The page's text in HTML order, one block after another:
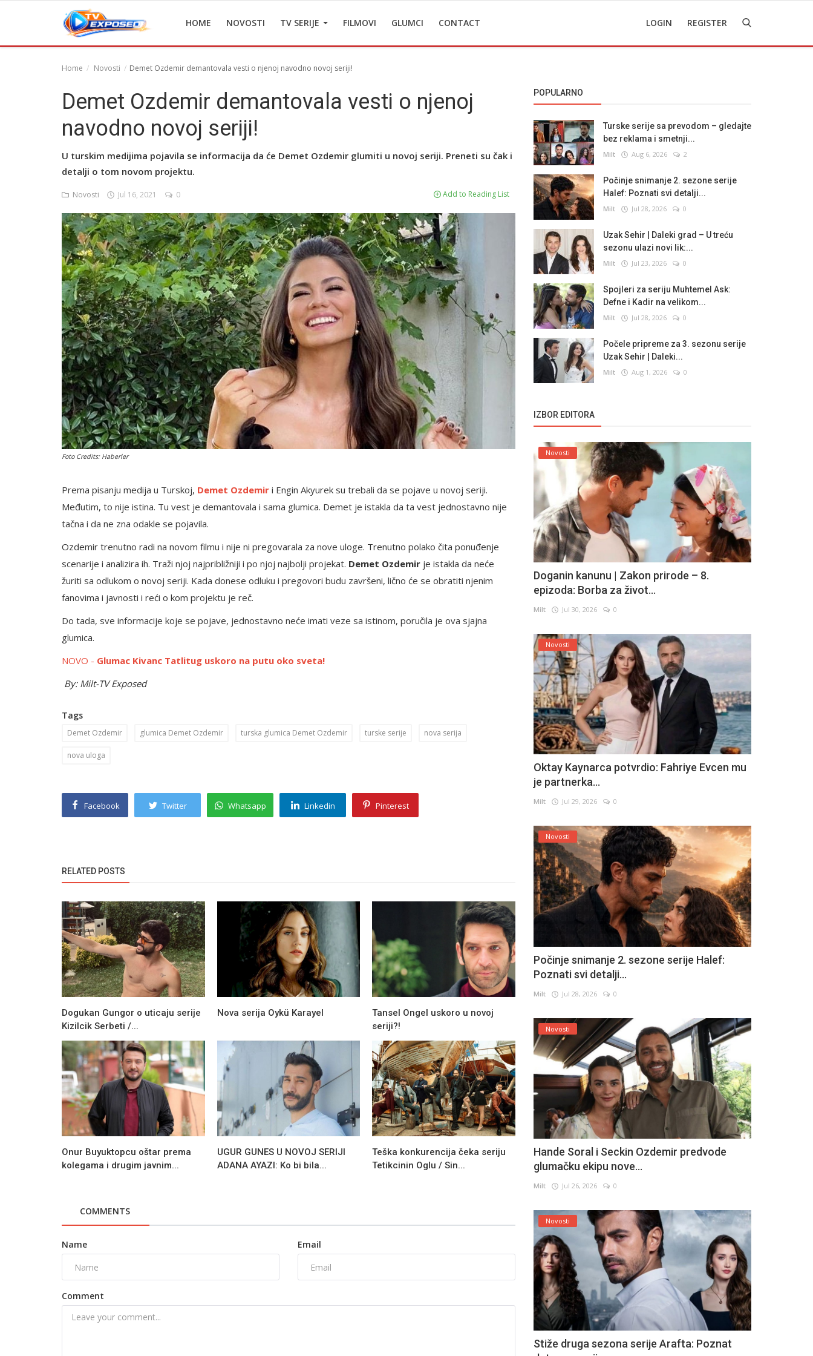
HOME NOVOSTI TV SERIJE FILMOVI GLUMCI CONTACT LOGIN REGISTER
Home Novosti Demet Ozdemir demantovala vesti o njenoj navodno novoj seriji!
Demet Ozdemir demantovala vesti o njenoj
navodno novoj seriji!
U turskim medijima pojavila se informacija da će Demet Ozdemir glumiti u novoj seriji. Preneti su čak i
detalji o tom novom projektu.
Novosti Jul 16, 2021 0 Add to Reading List
Foto Credits: Haberler
Prema pisanju medija u Turskoj, Demet Ozdemir i Engin Akyurek su trebali da se pojave u novoj seriji.
Međutim, to nije istina. Tu vest je demantovala i sama glumica. Demet je istakla da ta vest jednostavno nije
tačna i da ne zna odakle se pojavila.
Ozdemir trenutno radi na novom filmu i nije ni pregovarala za nove uloge. Trenutno polako čita ponuđenje
scenarije i analizira ih. Traži njoj najpribližniji i po njoj najbolji projekat. Demet Ozdemir je istakla da neće
žuriti sa odlukom o novoj seriji. Kada donese odluku i pregovori budu završeni, lično će se obratiti njenim
fanovima i javnosti i reći o kom projektu je reč.
Do tada, sve informacije koje se pojave, jednostavno neće imati veze sa istinom, poručila je ova sjajna
glumica.
NOVO - Glumac Kivanc Tatlitug uskoro na putu oko sveta!
By: Milt-TV Exposed
Tags
Demet Ozdemir glumica Demet Ozdemir turska glumica Demet Ozdemir turske serije nova serija
nova uloga
Facebook Twitter Whatsapp Linkedin Pinterest
RELATED POSTS
Dogukan Gungor o uticaju serije
Kizilcik Serbeti /...
Nova serija Oykü Karayel
Tansel Ongel uskoro u novoj
seriji?!
Onur Buyuktopcu oštar prema
kolegama i drugim javnim...
UGUR GUNES U NOVOJ SERIJI
ADANA AYAZI: Ko bi bila...
Teška konkurencija čeka seriju
Tetikcinin Oglu / Sin...
COMMENTS
Name Email
Comment
POPULARNO
Turske serije sa prevodom – gledajte
bez reklama i smetnji...
Milt Aug 6, 2026 2
Počinje snimanje 2. sezone serije
Halef: Poznati svi detalji...
Milt Jul 28, 2026 0
Uzak Sehir | Daleki grad – U treću
sezonu ulazi novi lik:...
Milt Jul 23, 2026 0
Spojleri za seriju Muhtemel Ask:
Defne i Kadir na velikom...
Milt Jul 28, 2026 0
Počele pripreme za 3. sezonu serije
Uzak Sehir | Daleki...
Milt Aug 1, 2026 0
IZBOR EDITORA
Novosti
Doganin kanunu | Zakon prirode – 8.
epizoda: Borba za život...
Milt Jul 30, 2026 0
Novosti
Oktay Kaynarca potvrdio: Fahriye Evcen mu
je partnerka...
Milt Jul 29, 2026 0
Novosti
Počinje snimanje 2. sezone serije Halef:
Poznati svi detalji...
Milt Jul 28, 2026 0
Novosti
Hande Soral i Seckin Ozdemir predvode
glumačku ekipu nove...
Milt Jul 26, 2026 0
Novosti
Stiže druga sezona serije Arafta: Poznat